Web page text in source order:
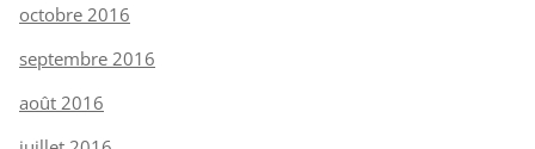
octobre 2016
septembre 2016
août 2016